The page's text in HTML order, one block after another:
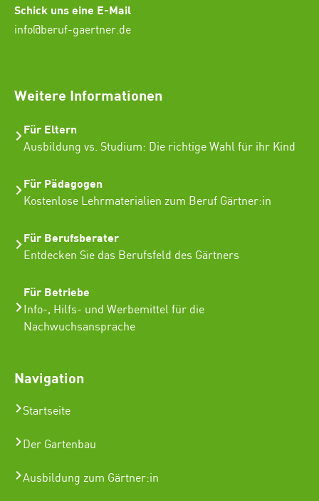
Schick uns eine E-Mail
info@beruf-gaertner.de
Weitere Informationen
Für Eltern
Ausbildung vs. Studium: Die richtige Wahl für ihr Kind
Für Pädagogen
Kostenlose Lehrmaterialien zum Beruf Gärtner:in
Für Berufsberater
Entdecken Sie das Berufsfeld des Gärtners
Für Betriebe
Info-, Hilfs- und Werbemittel für die
Nachwuchsansprache
Navigation
Startseite
Der Gartenbau
Ausbildung zum Gärtner:in